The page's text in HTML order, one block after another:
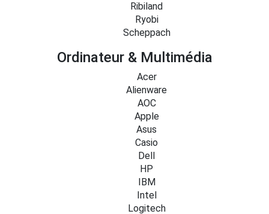
Ribiland
Ryobi
Scheppach
Ordinateur & Multimédia
Acer
Alienware
AOC
Apple
Asus
Casio
Dell
HP
IBM
Intel
Logitech